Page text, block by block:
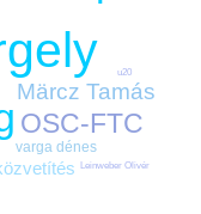
OSC-FTC
Märcz Tamás
varga dénes
Leinweber Olivér
u20